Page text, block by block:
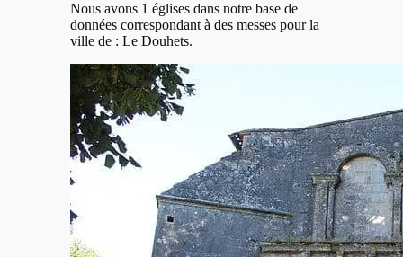
Nous avons 1 églises dans notre base de
données correspondant à des messes pour la
ville de : Le Douhets.